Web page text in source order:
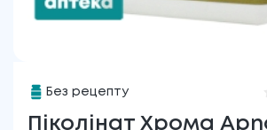
Без рецепту
Піколінат Хрома